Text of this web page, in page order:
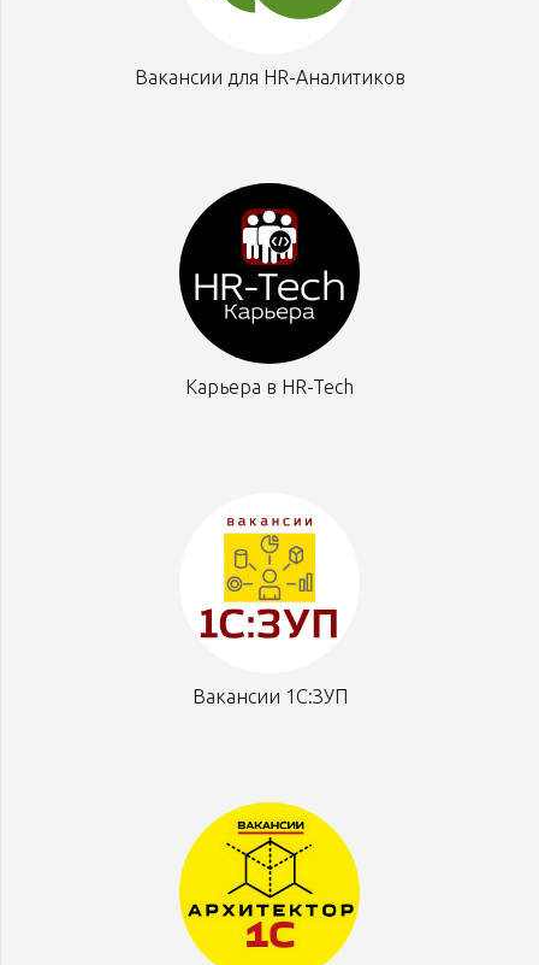
Вакансии для HR-Аналитиков
Карьера в HR-Tech
Вакансии 1С:ЗУП